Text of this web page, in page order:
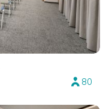
80